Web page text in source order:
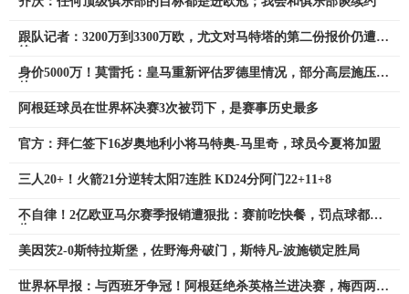
跟队记者：3200万到3300万欧，尤文对马特塔的第二份报价仍遭拒
身价5000万！莫雷托：皇马重新评估罗德里情况，部分高层施压签
阿根廷球员在世界杯决赛3次被罚下，是赛事历史最多
官方：拜仁签下16岁奥地利小将马特奥-马里奇，球员今夏将加盟
三人20+！火箭21分逆转太阳7连胜 KD24分阿门22+11+8
不自律！2亿欧亚马尔赛季报销遭狠批：赛前吃快餐，罚点球都受
美因茨2-0斯特拉斯堡，佐野海舟破门，斯特凡-波施锁定胜局
世界杯早报：与西班牙争冠！阿根廷绝杀英格兰进决赛，梅西两助